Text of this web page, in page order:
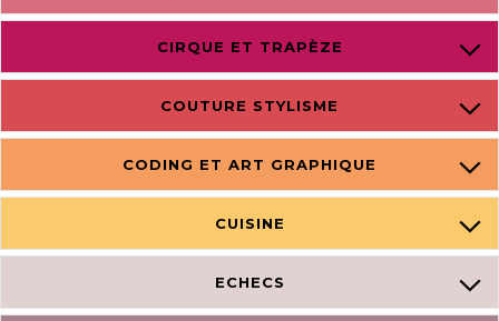
CIRQUE ET TRAPÈZE
COUTURE STYLISME
CODING ET ART GRAPHIQUE
CUISINE
ECHECS